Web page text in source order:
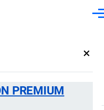
×
PREMIUM
2024